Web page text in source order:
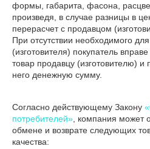
формы, габарита, фасона,
произведя, в случае разницы в
перерасчет с продавцом
При отсутствии необходимого
(изготовителя) покупатель
товар продавцу (изготовителю) и
него денежную сумму.
Согласно действующему Закону
потребителей» , компания может
обмене и возврате следующих
качества: